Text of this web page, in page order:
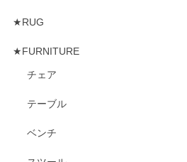
★RUG
★FURNITURE
チェア
テーブル
ベンチ